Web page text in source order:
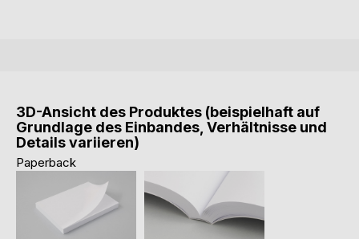
3D-Ansicht des Produktes (beispielhaft auf
Grundlage des Einbandes, Verhältnisse und
Details variieren)
Paperback